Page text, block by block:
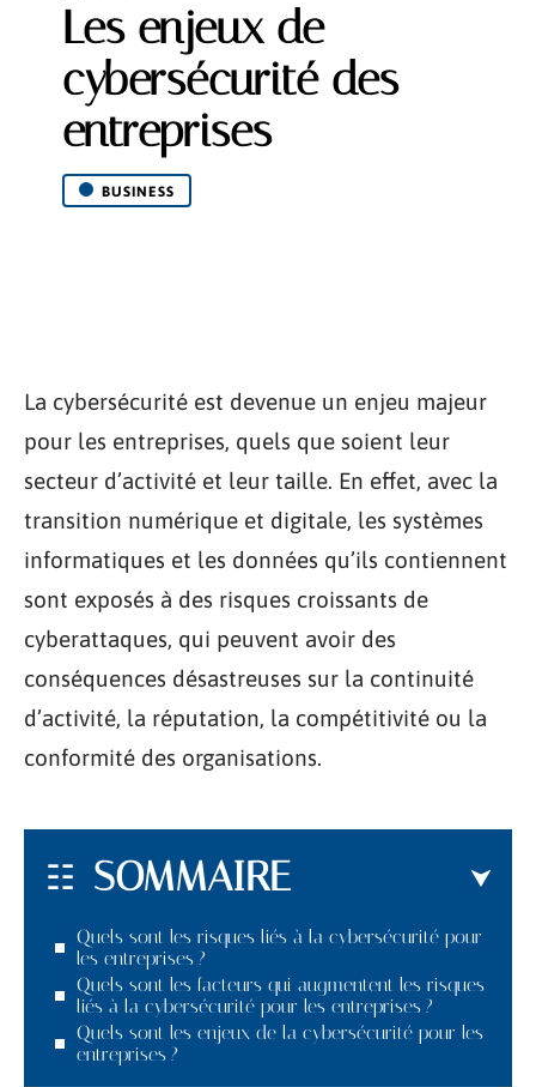
Les enjeux de
cybersécurité des
entreprises
BUSINESS
La cybersécurité est devenue un enjeu majeur
pour les entreprises, quels que soient leur
secteur d’activité et leur taille. En effet, avec la
transition numérique et digitale, les systèmes
informatiques et les données qu’ils contiennent
sont exposés à des risques croissants de
cyberattaques, qui peuvent avoir des
conséquences désastreuses sur la continuité
d’activité, la réputation, la compétitivité ou la
conformité des organisations.
SOMMAIRE
Quels sont les risques liés à la cybersécurité pour
les entreprises ?
Quels sont les facteurs qui augmentent les risques
liés à la cybersécurité pour les entreprises ?
Quels sont les enjeux de la cybersécurité pour les
entreprises ?